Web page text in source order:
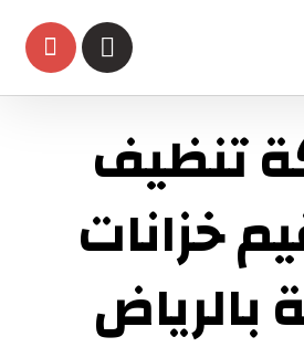
تنظيف
خزانات
بالرياض